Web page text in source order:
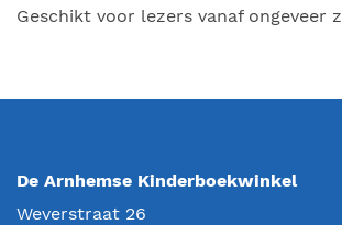
Geschikt voor lezers vanaf ongeveer
De Arnhemse Kinderboekwinkel
Weverstraat 26